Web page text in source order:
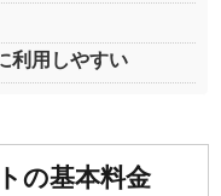
利用しやすい
の基本料金